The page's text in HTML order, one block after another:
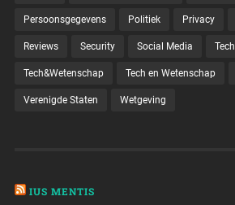
Persoonsgegevens Politiek Privacy
Reviews Security Social Media Tech
Tech&Wetenschap Tech en Wetenschap
Verenigde Staten Wetgeving
IUS MENTIS